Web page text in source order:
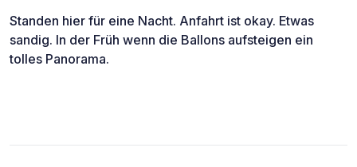
Standen hier für eine Nacht. Anfahrt ist okay. Etwas
sandig. In der Früh wenn die Ballons aufsteigen ein
tolles Panorama.